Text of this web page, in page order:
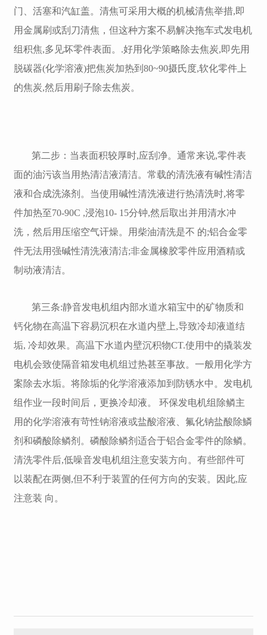
门、活塞和汽缸盖。清焦可采用大概的机械清焦举措,即
用金属刷或刮刀清焦，但这种方案不易解决拖车式发电机
组积焦,多见坏零件表面。.好用化学策略除去焦炭,即先用
脱碳器(化学溶液)把焦炭加热到80~90摄氏度,软化零件上
的焦炭,然后用刷子除去焦炭。
第二步：当表面积较厚时,应刮净。通常来说,零件表
面的油污该当用热清洁液清洁。常载的清洗液有碱性清洁
液和合成洗涤剂。当使用碱性清洗液进行热清洗时,将零
件加热至70-90C ,浸泡10- 15分钟,然后取出并用清水冲
洗，然后用压缩空气讦燥。用柴油清洗是不 的;铝合金零
件无法用强碱性清洗液清洁;非金属橡胶零件应用酒精或
制动液清洁。
第三条:静音发电机组内部水道水箱宝中的矿物质和
钙化物在高温下容易沉积在水道内壁上,导致冷却液道结
垢, 冷却效果。高温下水道内壁沉积物CT.使用中的撬装发
电机会致使隔音箱发电机组过热甚至事故。一般用化学方
案除去水垢。将除垢的化学溶液添加到防锈水中。发电机
组作业一段时间后，更换冷却液。 环保发电机组除鳞主
用的化学溶液有苛性钠溶液或盐酸溶液、氟化钠盐酸除鱗
剂和磷酸除鳞剂。磷酸除鳞剂适合于铝合金零件的除鳞。
清洗零件后,低噪音发电机组注意安装方向。有些部件可
以装配在两侧,但不利于装置的任何方向的安装。因此,应
注意装 向。